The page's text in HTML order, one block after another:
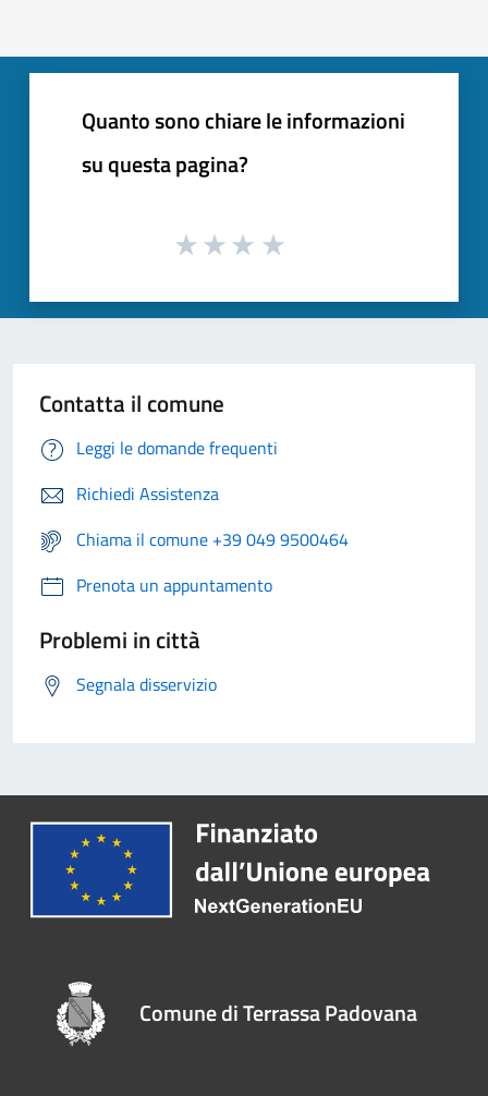
Quanto sono chiare le informazioni
su questa pagina?
Contatta il comune
Leggi le domande frequenti
Richiedi Assistenza
Chiama il comune +39 049 9500464
Prenota un appuntamento
Problemi in città
Segnala disservizio
Comune di Terrassa Padovana